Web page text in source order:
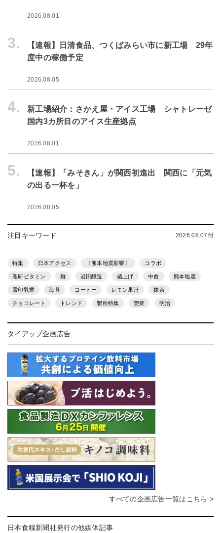
2026.08.01
3.
【速報】日清食品、つくばみらい市に新工場 29年
度中の稼働予定
2026.08.05
4.
新工場紹介：さかえ屋・アイス工場 シャトレーゼ
国内3カ所目のアイス生産拠点
2026.08.01
5.
【速報】「みそきん」が関西初進出 関西に「元気
の出る一杯を」
2026.08.05
注目キーワード 2026.08.07付
特集 日本アクセス 〔熊本地震影響〕 コラボ
理研ビタミン 麺 岩田醸造 値上げ 中食 熊本地震
雪印乳業 海苔 コーヒー レモン果汁 抹茶
チョコレート トレンド 製粉特集 惣菜 明治
タイアップ企画広告
すべての企画広告一覧はこちら >
日本食糧新聞社発行の他媒体記事